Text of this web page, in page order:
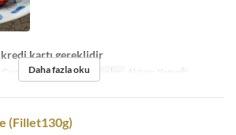
kartı gereklidir
Cum, Cmt, Bayram Öğünler Akşam Yemeği
Daha fazla oku
(Fillet130g)